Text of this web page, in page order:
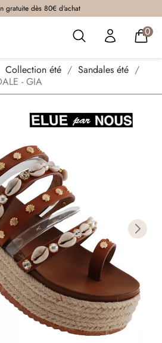
gratuite dès 80€ d'achat
0
Collection été
Sandales été
- GIA